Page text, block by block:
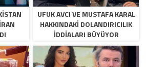
UFUK AVCI VE MUSTAFA KARAL
HAKKINDAKI DOLANDIRICILIK
İDDIALARI BÜYÜYOR